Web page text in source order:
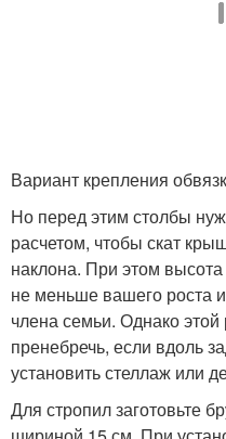
Вариант крепления
Но перед этим столбы
расчетом, чтобы скат
наклона. При этом
не меньше вашего роста
члена семьи. Однако
пренебречь, если вдоль
установить стеллаж или
Для стропил заготовьте